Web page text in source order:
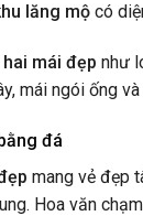
lăng mộ có
mái đẹp như
mái ngói ống
đá
mang vẻ đẹp
Hoa văn